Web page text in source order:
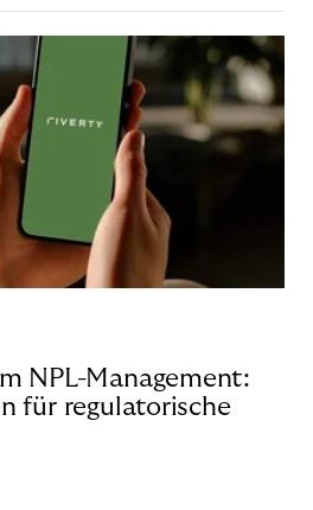
NPL-Management:
für regulatorische